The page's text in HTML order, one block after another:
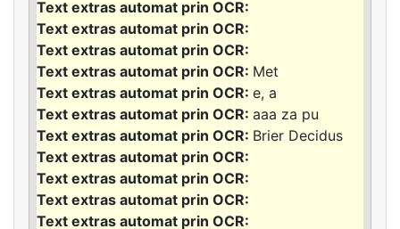
Met
e, a
aaa za pu
Brier Decidus